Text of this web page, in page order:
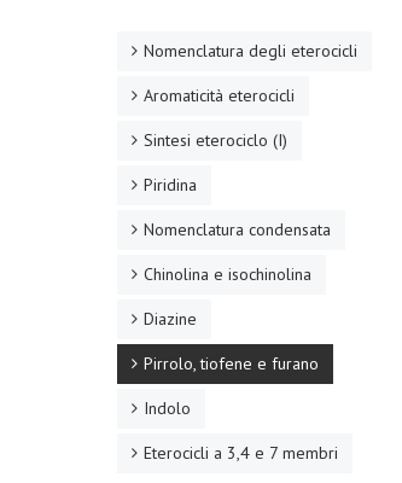
Nomenclatura degli eterocicli
Aromaticità eterocicli
Sintesi eterociclo (I)
Piridina
Nomenclatura condensata
Chinolina e isochinolina
Diazine
Pirrolo, tiofene e furano
Indolo
Eterocicli a 3,4 e 7 membri